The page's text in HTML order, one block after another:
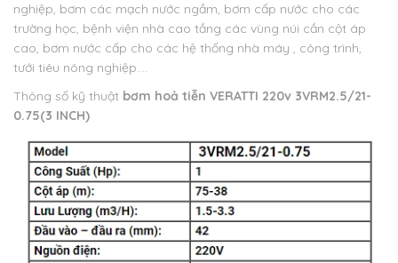
nghiệp, bơm các mạch nước ngầm, bơm cấp nước cho các
trường học, bệnh viện nhà cao tầng các vùng núi cần cột áp
cao, bơm nước cấp cho các hệ thống nhà máy , công trình,
tưới tiêu nông nghiệp….
Thông số kỹ thuật bơm hoả tiễn VERATTI 220v 3VRM2.5/21-
0.75(3 INCH)